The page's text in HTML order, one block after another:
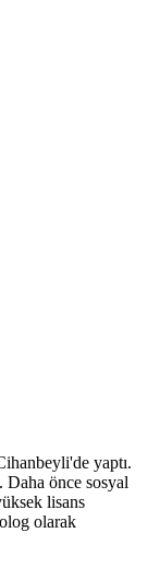
yaptı.
önce sosyal
lisans
olarak